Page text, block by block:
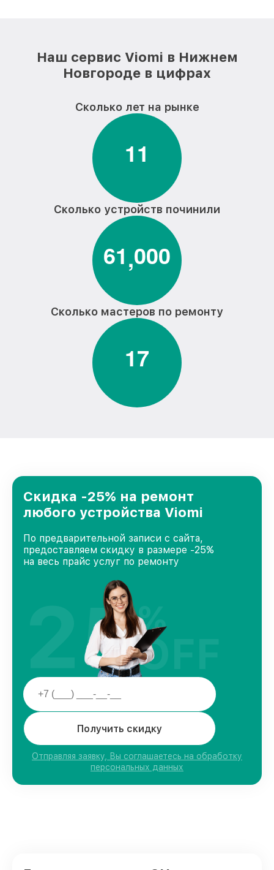
Наш сервис Viomi в Нижнем
Новгороде в цифрах
Сколько лет на рынке
11
Сколько устройств починили
61,000
Сколько мастеров по ремонту
17
Скидка -25% на ремонт
любого устройства Viomi
По предварительной записи с сайта,
предоставляем скидку в размере -25%
на весь прайс услуг по ремонту
Получить скидку
Отправляя заявку, Вы соглашаетесь на обработку
персональных данных
25%
OFF